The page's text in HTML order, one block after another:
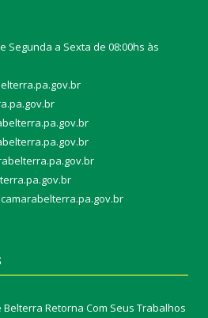
Segunda a Sexta de 08:00hs às
r
Retorna Com Seus Trabalhos